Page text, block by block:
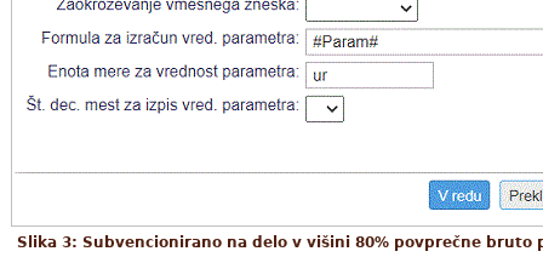
Slika 3: Subvencionirano na delo v višini 80% povprečne